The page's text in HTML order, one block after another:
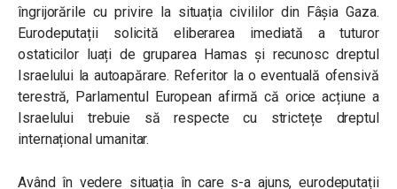
îngrijorările cu privire la situația civililor din Fâșia Gaza.
Eurodeputații solicită eliberarea imediată a tuturor
ostaticilor luați de gruparea Hamas și recunosc dreptul
Israelului la autoapărare. Referitor la o eventuală ofensivă
terestră, Parlamentul European afirmă că orice acțiune a
Israelului trebuie să respecte cu strictețe dreptul
internațional umanitar.
Având în vedere situația în care s-a ajuns, eurodeputații